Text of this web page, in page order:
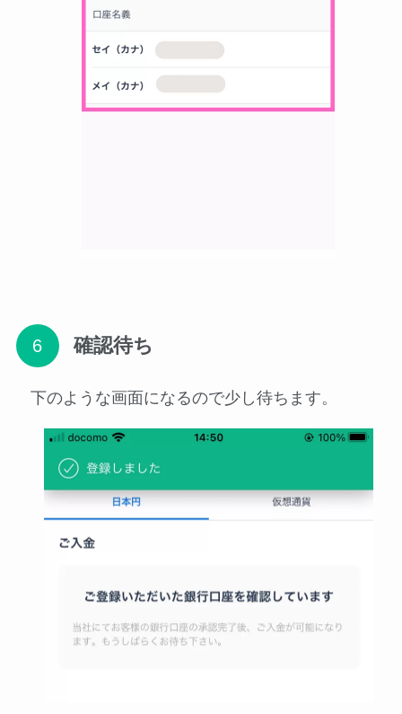
確認待ち
下のような画面になるので少し待ちます。